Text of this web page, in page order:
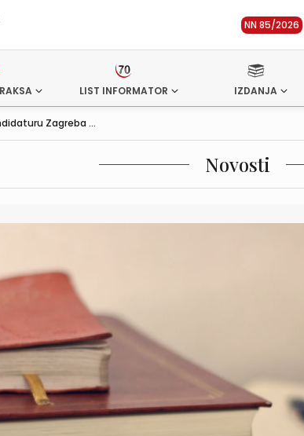
NN 85/2026
LIST INFORMATOR IZDANJA
Zagreba ...
Novosti